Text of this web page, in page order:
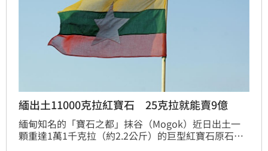
緬出土11000克拉紅寶石 25克拉就能賣9億
緬甸知名的「寶石之都」抹谷（Mogok）近日出土一
顆重達1萬1千克拉（約2.2公斤）的巨型紅寶石原石，